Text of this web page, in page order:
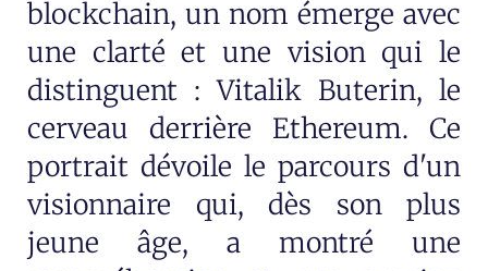
blockchain, un nom émerge avec
une clarté et une vision qui le
distinguent : Vitalik Buterin, le
cerveau derrière Ethereum. Ce
portrait dévoile le parcours d'un
visionnaire qui, dès son plus
jeune âge, a montré une